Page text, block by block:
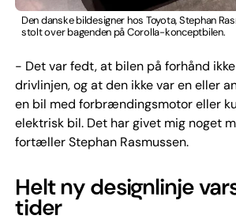
Den danske bildesigner hos Toyota, Stephan
stolt over bagenden på Corolla-konceptbilen.
- Det var fedt, at bilen på forhånd
drivlinjen, og at den ikke var en eller
en bil med forbrændingsmotor eller
elektrisk bil. Det har givet mig noget
fortæller Stephan Rasmussen.
Helt ny designlinje
tider